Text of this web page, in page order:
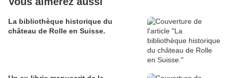
La bibliothèque historique du
château de Rolle en Suisse.